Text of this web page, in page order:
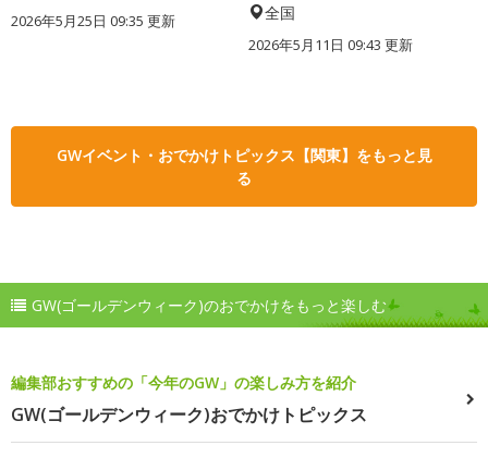
2026年5月25日 09:35 更新 全国
2026年5月11日 09:43 更新
GWイベント・おでかけトピックス【関東】をもっと見
る
GW(ゴールデンウィーク)のおでかけをもっと楽しむ
編集部おすすめの「今年のGW」の楽しみ方を紹介
GW(ゴールデンウィーク)おでかけトピックス